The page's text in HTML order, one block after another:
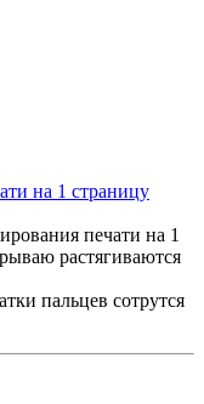
на 1 страницу
печати на 1
растягиваются
пальцев сотрутся